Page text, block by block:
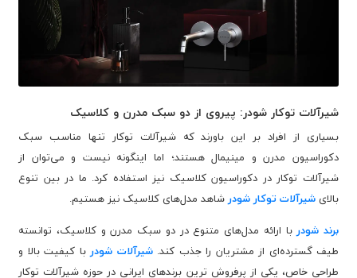
شیرآلات توکار شودر: پیروی از دو سبک مدرن و کلاسیک
بسیاری از افراد بر این باورند که شیرآلات توکار تنها مناسب سبک
دکوراسیون مدرن و مینیمال هستند؛ اما اینگونه نیست و می‌توان از
شیرآلات توکار در دکوراسیون‌ کلاسیک نیز استفاده کرد. ما در بین تنوع
بالای شیرآلات توکار شودرشاهد مدل‌های کلاسیک نیز هستیم.
برند شودربا ارائه مدل‌های متنوع در دو سبک مدرن و کلاسیک، توانسته
طیف گسترده‌ای از مشتریان را جذب کند.شیرآلات شودر با کیفیت بالا و
طراحی خاص، یکی از پرفروش ترین برندهای ایرانی در حوزه شیرآلات توکار